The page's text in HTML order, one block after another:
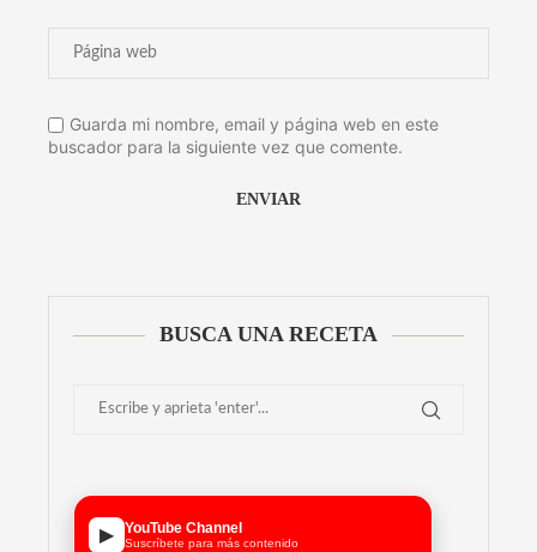
Guarda mi nombre, email y página web en este
buscador para la siguiente vez que comente.
BUSCA UNA RECETA
▶ YouTube Channel
Suscríbete para más contenido